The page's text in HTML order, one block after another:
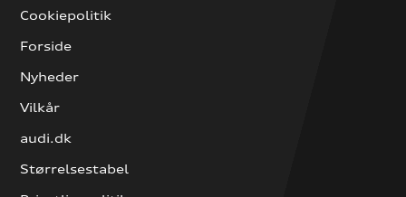
Cookiepolitik
Forside
Nyheder
Vilkår
audi.dk
Størrelsestabel